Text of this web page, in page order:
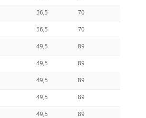
56,5 70
56,5 70
49,5 89
49,5 89
49,5 89
49,5 89
49,5 89